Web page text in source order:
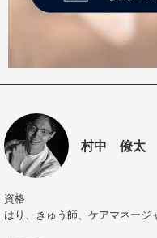
村中 僚太
資格
はり、きゅう師、ケアマネージ